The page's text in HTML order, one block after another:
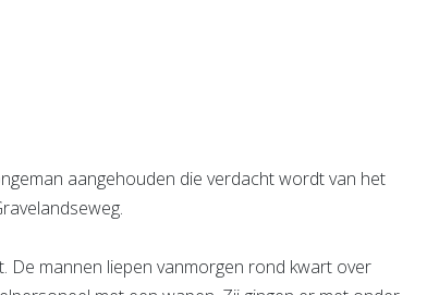
aangehouden die verdacht wordt van het
mannen liepen vanmorgen rond kwart over